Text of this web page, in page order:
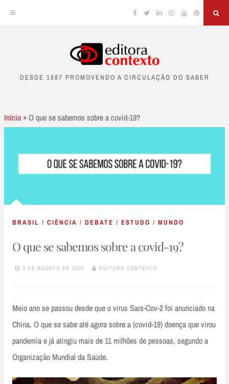
content
Facebook
TwitterLinkedinInstagram
YouTubePinterest
DESDE 1987 PROMOVENDO A CIRCULAÇÃO DO SABER
Início »O que se sabemos sobre a covid-19?
BRASIL / CIÊNCIA / DEBATE / ESTUDO / MUNDO
O que se sabemos sobre a covid-19?
3 DE AGOSTO DE 2020 EDITORA CONTEXTO
Meio ano se passou desde que o vírus Sars-Cov-2 foi anunciado na
China. O que se sabe até agora sobre a (covid-19) doença que virou
pandemia e já atingiu mais de 11 milhões de pessoas, segundo a
Organização Mundial da Saúde.